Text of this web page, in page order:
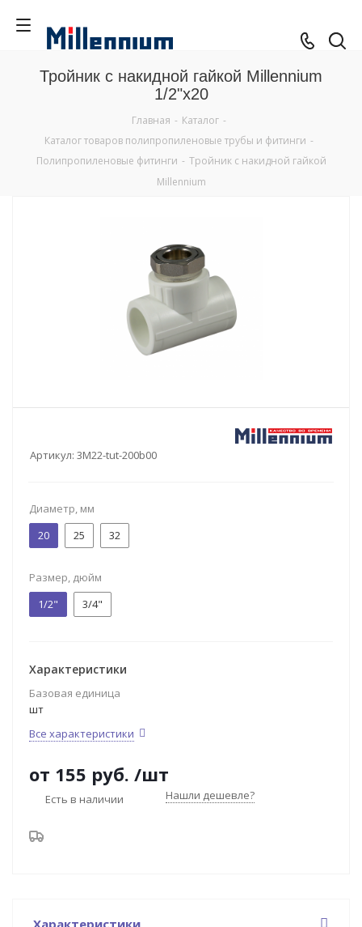
Тройник с накидной гайкой Millennium
1/2"x20
Главная - Каталог -
Каталог товаров полипропиленовые трубы и фитинги -
Полипропиленовые фитинги - Тройник с накидной гайкой
Millennium
Артикул: 3M22-tut-200b00
Диаметр, мм
20
25 32
Размер, дюйм
1/2"
3/4"
Характеристики
Базовая единица
шт
Все характеристики
от 155 руб. /шт
Есть в наличии Нашли дешевле?
Характеристики